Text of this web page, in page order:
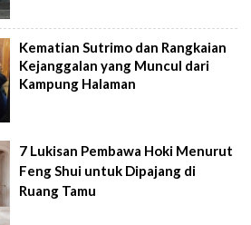
Kematian Sutrimo dan Rangkaian
Kejanggalan yang Muncul dari
Kampung Halaman
7 Lukisan Pembawa Hoki Menurut
Feng Shui untuk Dipajang di
Ruang Tamu